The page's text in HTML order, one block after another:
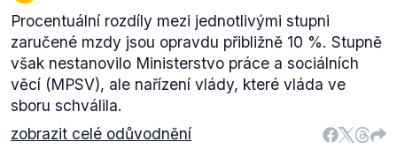
Procentuální rozdíly mezi jednotlivými stupni
zaručené mzdy jsou opravdu přibližně 10 %. Stupně
však nestanovilo Ministerstvo práce a sociálních
věcí (MPSV), ale nařízení vlády, které vláda ve
sboru schválila.
zobrazit celé odůvodnění